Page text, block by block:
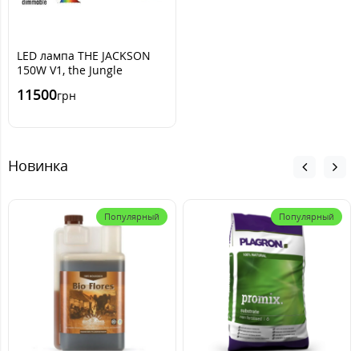
LED лампа THE JACKSON
150W V1, the Jungle
11500грн
Новинка
Популярный Популярный